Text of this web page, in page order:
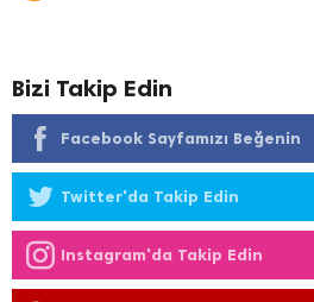
Bizi Takip Edin
Facebook Sayfamızı Beğenin
Twitter'da Takip Edin
Instagram'da Takip Edin